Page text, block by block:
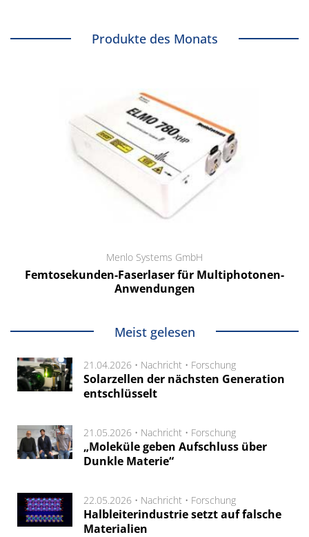
Produkte des Monats
Menlo Systems GmbH
Femtosekunden-Faserlaser für Multiphotonen-
Anwendungen
Meist gelesen
21.04.2026 • Nachricht • Forschung
Solarzellen der nächsten Generation
entschlüsselt
21.05.2026 • Nachricht • Forschung
„Moleküle geben Aufschluss über
Dunkle Materie“
22.05.2026 • Nachricht • Forschung
Halbleiterindustrie setzt auf falsche
Materialien